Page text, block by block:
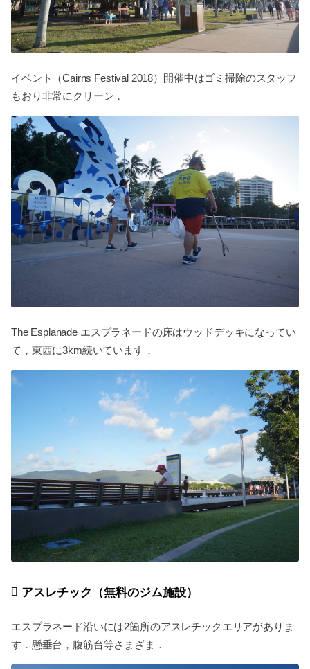
イベント（Cairns Festival 2018）開催中はゴミ掃除のスタッフ
もおり非常にクリーン．
The Esplanade エスプラネードの床はウッドデッキになってい
て，東西に3km続いています．
アスレチック（無料のジム施設）
エスプラネード沿いには2箇所のアスレチックエリアがありま
す．懸垂台，腹筋台等さまざま．